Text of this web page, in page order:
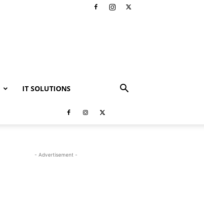
IT SOLUTIONS
- Advertisement -